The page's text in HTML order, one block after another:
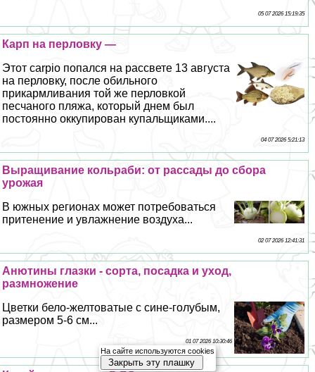
05 07 2026 15:19:35
Карп на перловку —
Этот carpio попался на рассвете 13 августа
на перловку, после обильного
прикармливания той же перловкой
песчаного пляжа, который днем был
постоянно оккупирован купальщиками....
04 07 2026 5:21:13
Выращивание кольраби: от рассады до сбора
урожая
В южных регионах может потребоваться
притенение и увлажнение воздуха...
02 07 2026 12:41:31
Анютины глазки - сорта, посадка и уход,
размножение
Цветки бело-желтоватые с сине-гoлyбым,
размером 5-6 см...
01 07 2026 10:30:46
На сайте используются cookies
Закрыть эту плашку